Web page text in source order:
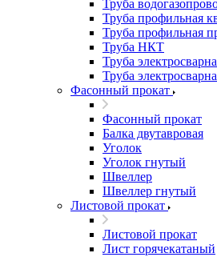
Труба
Труба профильная
Труба профильная
Труба НКТ
Труба
Труба
Фасонный прокат
Фасонный прокат
Балка двутавровая
Уголок
Уголок гнутый
Швеллер
Швеллер гнутый
Листовой прокат
Листовой прокат
Лист горячекатаный